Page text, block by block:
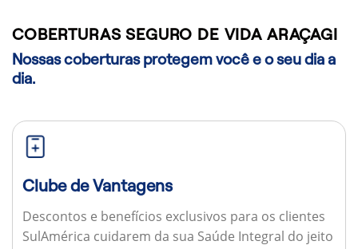
COBERTURAS SEGURO DE VIDA ARAÇAGI
Nossas coberturas protegem você e o seu dia a
dia.
Clube de Vantagens
Descontos e benefícios exclusivos para os clientes
SulAmérica cuidarem da sua Saúde Integral do jeito